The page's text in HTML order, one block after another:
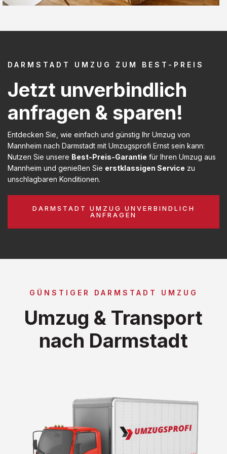
DARMSTADT UMZUG ZUM BEST-PREIS
Jetzt unverbindlich
anfragen & sparen!
Entdecken Sie, wie einfach und günstig Ihr Umzug von
Mannheim nach Darmstadt mit Umzugsprofi Ernst sein kann:
Nutzen Sie unsere Best-Preis-Garantie für Ihren Umzug aus
Mannheim und genießen Sie erstklassigen Service zu
unschlagbaren Konditionen.
DARMSTADT UMZUG UNVERBINDLICH
ANFRAGEN
GÜNSTIGER DARMSTADT UMZUG
Umzug & Transport
nach Darmstadt